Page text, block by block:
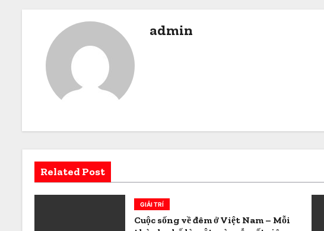
n
b
à
admin
Related Post
GIẢI TRÍ
Cuộc sống về đêm ở Việt Nam – Mỗi